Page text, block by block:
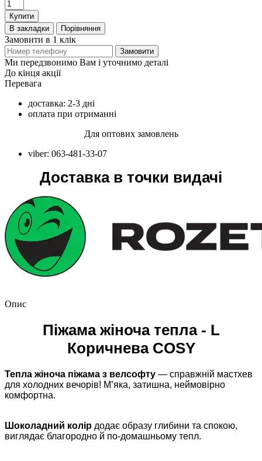
Купити
В закладки
Порівняння
Замовити в 1 клік
Замовити
Ми передзвонимо Вам і уточнимо деталі
До кінця акції
Перевага
доставка: 2-3 дні
оплата при отриманні
Для оптових замовлень
viber: 063-481-33-07
Доставка в точки видачі
Опис
Піжама жіноча тепла - L
Коричнева COSY
Тепла жіноча піжама з велсофту — справжній мастхев
для холодних вечорів! М’яка, затишна, неймовірно
комфортна.
Шоколадний колір додає образу глибини та спокою,
виглядає благородно й по-домашньому тепл.